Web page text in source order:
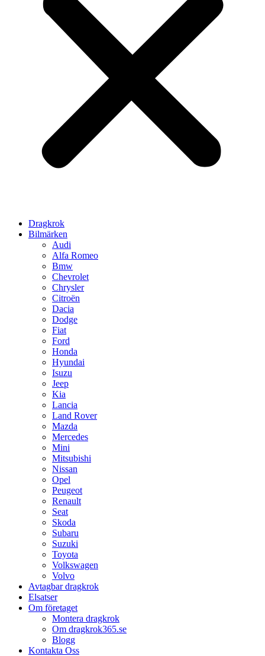
Dragkrok
Bilmärken
Audi
Alfa Romeo
Bmw
Chevrolet
Chrysler
Citroën
Dacia
Dodge
Fiat
Ford
Honda
Hyundai
Isuzu
Jeep
Kia
Lancia
Land Rover
Mazda
Mercedes
Mini
Mitsubishi
Nissan
Opel
Peugeot
Renault
Seat
Skoda
Subaru
Suzuki
Toyota
Volkswagen
Volvo
Avtagbar dragkrok
Elsatser
Om företaget
Montera dragkrok
Om dragkrok365.se
Blogg
Kontakta Oss